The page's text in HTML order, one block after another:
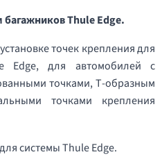
багажников Thule Edge.
точек крепления для
Edge, для автомобилей с
точками, Т-образным
точками крепления
системы Thule Edge.